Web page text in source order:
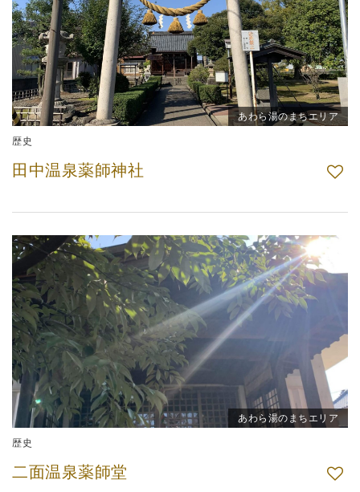
あわら湯のまちエリア
歴史
田中温泉薬師神社
あわら湯のまちエリア
歴史
二面温泉薬師堂